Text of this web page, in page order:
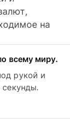
на
всему миру.
рукой и
секунды.